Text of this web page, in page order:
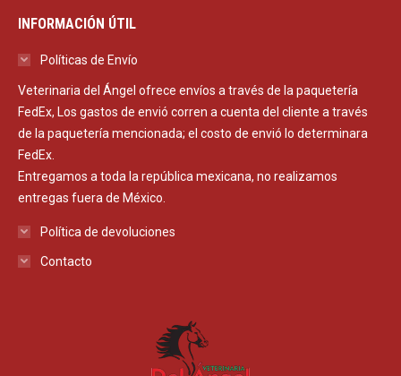
INFORMACIÓN ÚTIL
Políticas de Envío
Veterinaria del Ángel ofrece envíos a través de la paquetería
FedEx, Los gastos de envió corren a cuenta del cliente a través
de la paquetería mencionada; el costo de envió lo determinara
FedEx.
Entregamos a toda la república mexicana, no realizamos
entregas fuera de México.
Política de devoluciones
Contacto